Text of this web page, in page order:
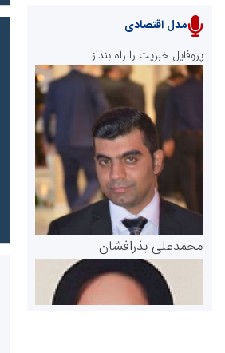
مدل اقتصادی
پروفایل خبریت را راه بنداز
محمدعلی بذرافشان